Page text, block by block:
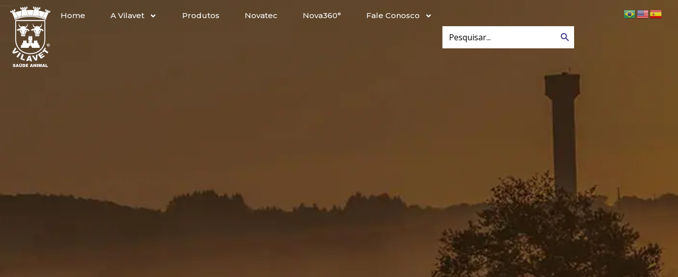
Home A Vilavet Produtos Novatec Nova360° Fale Conosco
for:
Search Button